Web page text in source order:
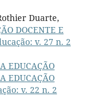
Duarte,
DOCENTE E
v. 27 n. 2
EDUCAÇÃO
EDUCAÇÃO
v. 22 n. 2